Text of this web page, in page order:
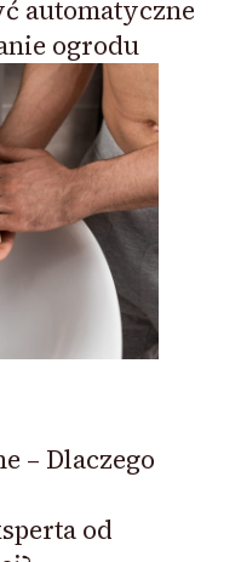
automatyczne
ogrodu
– Dlaczego
od